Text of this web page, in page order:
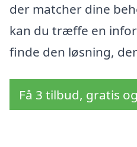
der matcher dine
kan du træffe en
finde den løsning,
Få 3 tilbud, gratis